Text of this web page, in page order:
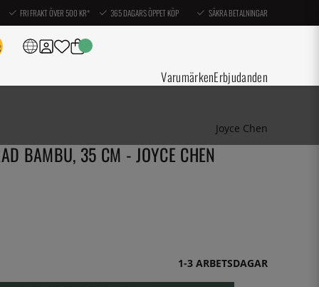
FRI FRAKT ÖVER 500 KR* 365 DAGARS ÖPPET KÖP SÄKRA BETALNINGAR
VarumärkenErbjudanden
Joyce Chen
BAMBU, 35 CM - JOYCE CHEN
1-3 ARBETSDAGAR